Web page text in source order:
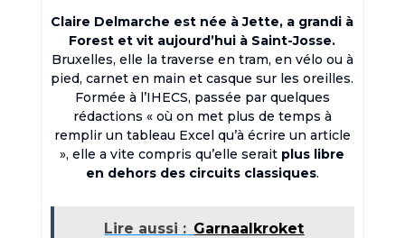
Claire Delmarche est née à Jette, a grandi à
Forest et vit aujourd’hui à Saint-Josse.
Bruxelles, elle la traverse en tram, en vélo ou à
pied, carnet en main et casque sur les oreilles.
Formée à l’IHECS, passée par quelques
rédactions « où on met plus de temps à
remplir un tableau Excel qu’à écrire un article
», elle a vite compris qu’elle serait plus libre
en dehors des circuits classiques.
Lire aussi : Garnaalkroket